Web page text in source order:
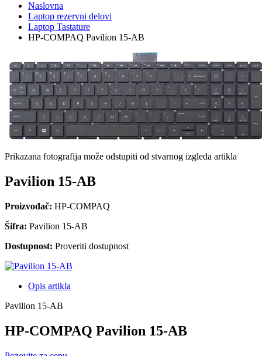
Naslovna
Laptop rezervni delovi
Laptop Tastature
HP-COMPAQ Pavilion 15-AB
Prikazana fotografija može odstupiti od stvarnog izgleda artikla
Pavilion 15-AB
Proizvođač: HP-COMPAQ
Šifra: Pavilion 15-AB
Dostupnost: Proveriti dostupnost
Opis artikla
Pavilion 15-AB
HP-COMPAQ Pavilion 15-AB